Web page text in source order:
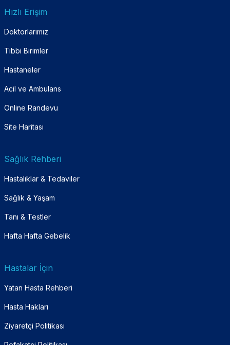
Hızlı Erişim
Doktorlarımız
Tıbbi Birimler
Hastaneler
Acil ve Ambulans
Online Randevu
Site Haritası
Sağlık Rehberi
Hastalıklar & Tedaviler
Sağlık & Yaşam
Tanı & Testler
Hafta Hafta Gebelik
Hastalar İçin
Yatan Hasta Rehberi
Hasta Hakları
Ziyaretçi Politikası